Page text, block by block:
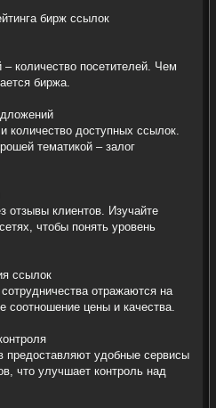
бирж ссылок
количество посетителей. Чем
биржа.
количество доступных ссылок.
тематикой – залог
отзывы клиентов. Изучайте
чтобы понять уровень
ссылок
отражаются на
соотношение цены и качества.
предоставляют удобные сервисы
что улучшает контроль над